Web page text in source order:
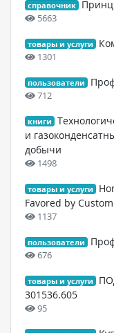
справочник
5663
товары и услуги
1301
пользователи
712
книги
и
добычи
1498
товары и услуги
Favored by
1137
пользователи
676
товары и услуги
301536.605
95